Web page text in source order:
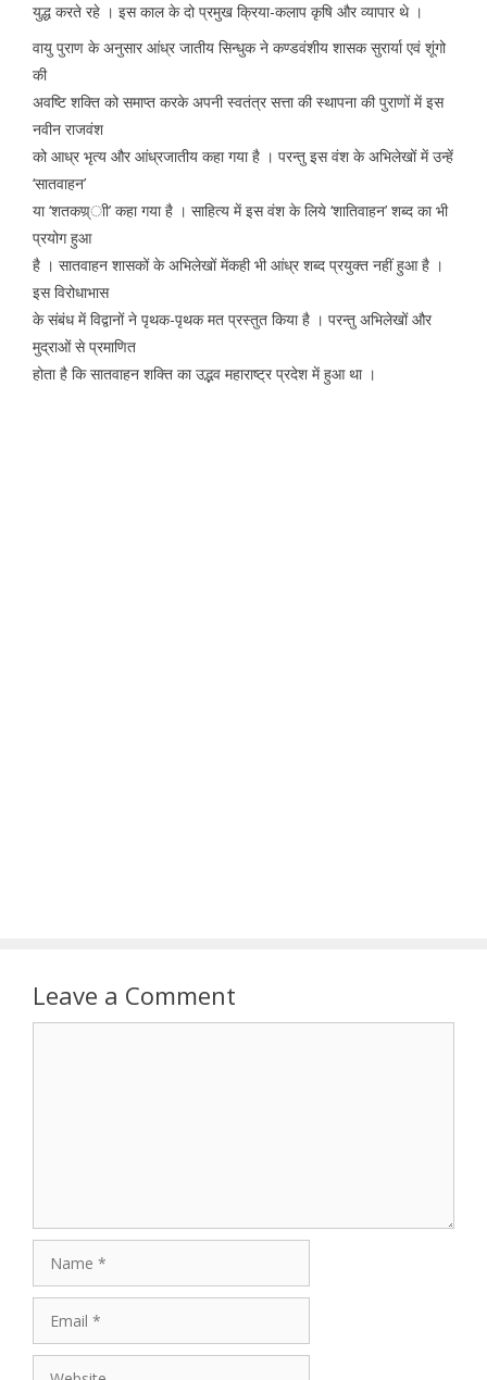
युद्ध करते रहे । इस काल के दो प्रमुख क्रिया-कलाप कृषि और व्यापार थे ।
वायु पुराण के अनुसार आंध्र जातीय सिन्धुक ने कण्डवंशीय शासक सुरार्या एवं शूंगो
की
अवष्टि शक्ति को समाप्त करके अपनी स्वतंत्र सत्ता की स्थापना की पुराणों में इस
नवीन राजवंश
को आध्र भृत्य और आंध्रजातीय कहा गया है । परन्तु इस वंश के अभिलेखों में उन्हें
‘सातवाहन’
या ‘शतकण्र्ाी’ कहा गया है । साहित्य में इस वंश के लिये ‘शातिवाहन’ शब्द का भी
प्रयोग हुआ
है । सातवाहन शासकों के अभिलेखों मेंकही भी आंध्र शब्द प्रयुक्त नहीं हुआ है ।
इस विरोधाभास
के संबंध में विद्वानों ने पृथक-पृथक मत प्रस्तुत किया है । परन्तु अभिलेखों और
मुद्राओं से प्रमाणित
होता है कि सातवाहन शक्ति का उद्भव महाराष्ट्र प्रदेश में हुआ था ।
Leave a Comment
Website